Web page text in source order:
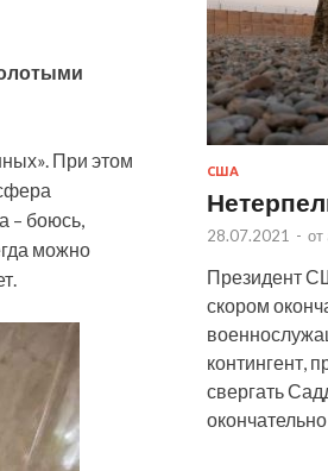
При этом
– боюсь,
можно
США
28.07.2021 - от
Президент
скором
контингент,
свергать